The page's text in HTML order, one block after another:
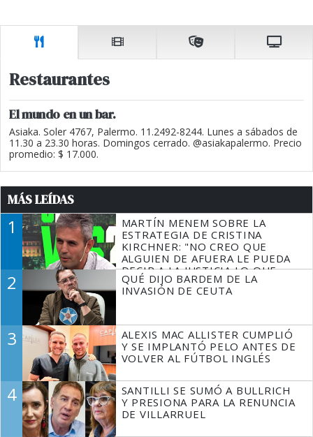
Restaurantes
El mundo en un bar.
Asiaka. Soler 4767, Palermo. 11.2492-8244. Lunes a sábados de
11.30 a 23.30 horas. Domingos cerrado. @asiakapalermo. Precio
promedio: $ 17.000.
MÁS LEÍDAS
1
MARTÍN MENEM SOBRE LA
ESTRATEGIA DE CRISTINA
KIRCHNER: "NO CREO QUE
ALGUIEN DE AFUERA LE PUEDA
DECIR A LA JUSTICIA LO QUE
TIENE QUE HACER"
2
QUÉ DIJO BARDEM DE LA
INVASIÓN DE CEUTA
3
ALEXIS MAC ALLISTER CUMPLIÓ
Y SE IMPLANTÓ PELO ANTES DE
VOLVER AL FÚTBOL INGLÉS
4
SANTILLI SE SUMÓ A BULLRICH
Y PRESIONA PARA LA RENUNCIA
DE VILLARRUEL